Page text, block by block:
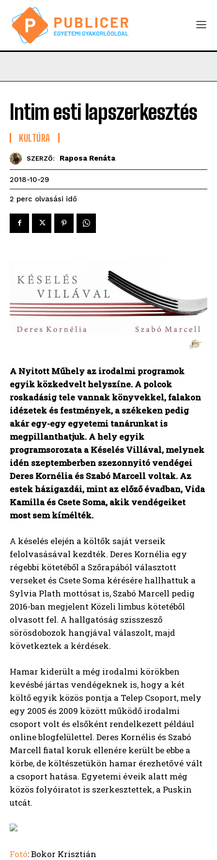
Intim esti lapszerkesztés
KULTÚRA
SZERZŐ: Raposa Renáta
2018-10-29
2 perc olvasási idő
A Nyitott Műhely az irodalmi programok
egyik közkedvelt helyszíne. A polcok
roskadásig tele vannak könyvekkel, falakon
idézetek és festmények, a székeken pedig
akár egy-egy egyetemi tanárunkat is
megpillanthatjuk. A hely egyik
programsorozata a Késelés Villával, melynek
idén szeptemberben szezonnyitó vendégei
Deres Kornélia és Szabó Marcell voltak. Az
estek házigazdái, mint az előző évadban, Vida
Kamilla és Csete Soma, akik vendégeiket
most sem kímélték.
A késelés elején a költők saját verseik
felolvasásával kezdték. Deres Kornélia egy
régebbi kötetéből a Szőrapából választott
verseket és Csete Soma kérésére hallhattuk a
Sylvia Plath mottósat is, Szabó Marcell pedig
2016-ban megjelent Közeli limbus kötetéből
olvasott fel. A hallgatóság szisszesző
sörösdobozok hangjával válaszolt, majd
következtek a kérdések.
Hamar kiderült a még irodalmi körökben
kevésbé jártas vendégeknek is, hogy a két
költő egyik közös pontja a Telep Csoport, mely
egy 2005 és 2009 között működő irodalmi
csoport volt és elsőként rendelkezett például
online blogfelülettel. Deres Kornélis és Szabó
Marcell fiatal koruk ellenére került be ebbe a
körbe, de költészetükön hamar érezhetővé vált
a csoport hatása. Egyetemi éveik alatt még
közös folyóiratot is szerkesztettek, a Puskin
utcát.
Fotó: Bokor Krisztián